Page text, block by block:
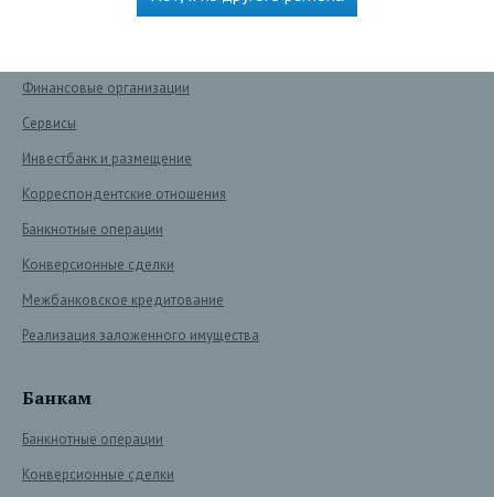
Финансовые организации
Сервисы
Инвестбанк и размещение
Корреспондентские отношения
Банкнотные операции
Конверсионные сделки
Межбанковское кредитование
Реализация заложенного имущества
Банкам
Банкнотные операции
Конверсионные сделки